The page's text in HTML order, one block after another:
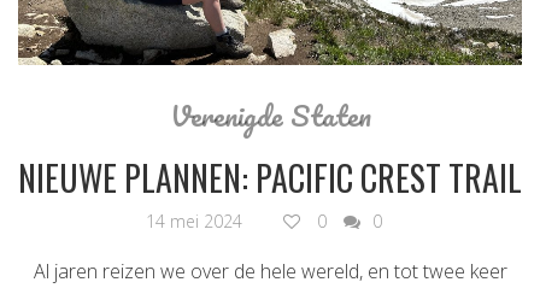
Verenigde Staten
NIEUWE PLANNEN: PACIFIC CREST TRAIL
14 mei 2024 0 0
Al jaren reizen we over de hele wereld, en tot twee keer